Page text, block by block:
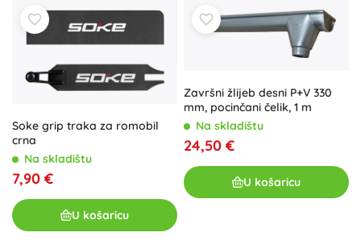
Soke grip traka za romobil
crna
Na skladištu
7,90 €
U košaricu
Završni žlijeb desni P+V 330
mm, pocinčani čelik, 1 m
Na skladištu
24,50 €
U košaricu